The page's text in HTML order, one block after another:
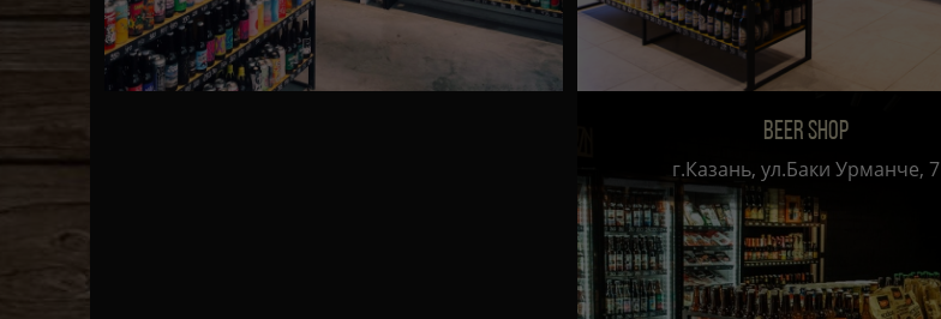
BEER SHOP
г.Казань, ул.Баки Урманче, 7